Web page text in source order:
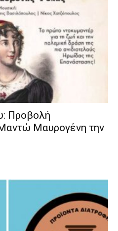
Προβολή
Μαυρογένη την